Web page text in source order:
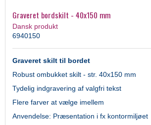
Graveret bordskilt - 40x150 mm
Dansk produkt
6940150
Graveret skilt til bordet
Robust ombukket skilt - str. 40x150 mm
Tydelig indgravering af valgfri tekst
Flere farver at vælge imellem
Anvendelse: Præsentation i fx kontormiljøet